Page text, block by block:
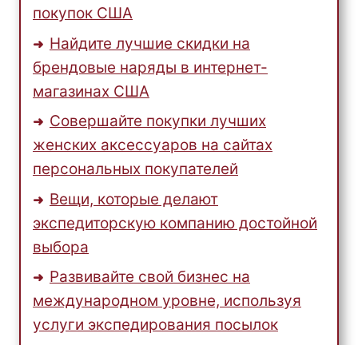
покупок США
Найдите лучшие скидки на
брендовые наряды в интернет-
магазинах США
Совершайте покупки лучших
женских аксессуаров на сайтах
персональных покупателей
Вещи, которые делают
экспедиторскую компанию достойной
выбора
Развивайте свой бизнес на
международном уровне, используя
услуги экспедирования посылок